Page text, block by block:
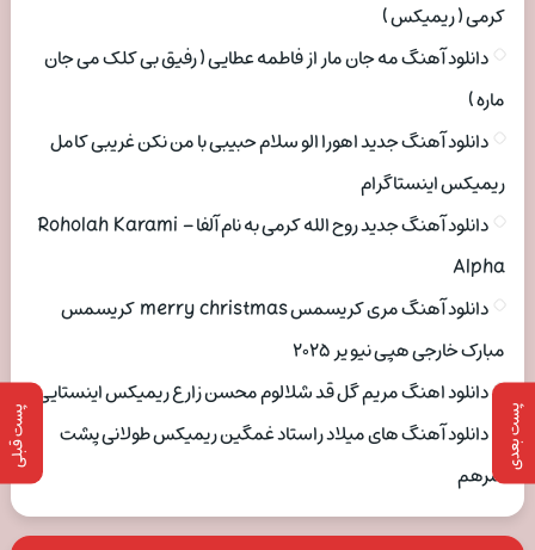
پست بعدی پست قبلی
کرمی ( ریمیکس )
دانلود آهنگ مه جان مار از فاطمه عطایی ( رفیق بی کلک می جان
ماره )
دانلود آهنگ جدید اهورا الو سلام حبیبی با من نکن غریبی کامل
ریمیکس اینستاگرام
دانلود آهنگ جدید روح الله کرمی به نام آلفا Roholah Karami –
Alpha
دانلود آهنگ مری کریسمس merry christmas کریسمس
مبارک خارجی هپی نیو یر ۲۰۲۵
دانلود اهنگ مریم گل قد شلالوم محسن زارع ریمیکس اینستایی
دانلود آهنگ های میلاد راستاد غمگین ریمیکس طولانی پشت
سرهم